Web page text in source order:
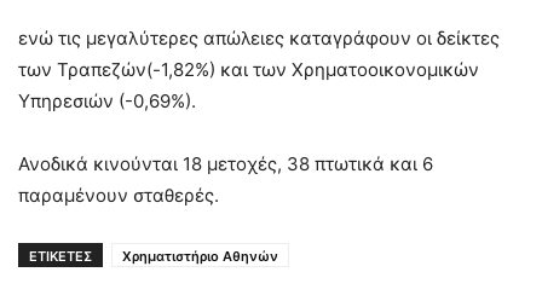
ενώ τις μεγαλύτερες απώλειες καταγράφουν οι δείκτες
των Τραπεζών(-1,82%) και των Χρηματοοικονομικών
Υπηρεσιών (-0,69%).
Ανοδικά κινούνται 18 μετοχές, 38 πτωτικά και 6
παραμένουν σταθερές.
ΕΤΙΚΕΤΕΣ Χρηματιστήριο Αθηνών